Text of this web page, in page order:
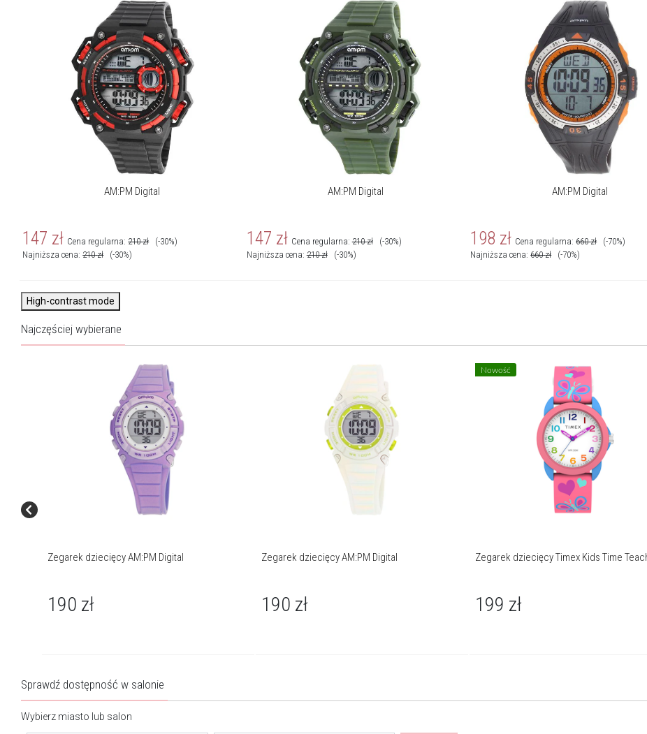
Dostępne są modele dla mężczyzn, kobiet oraz dzieci, w tym
licencjonowane zegarki z ulubionymi bohaterami najmłodszych.
Więcej o marce
AM:PM Digital
147 zł Cena regularna:210 zł
(-30%)
Najniższa cena:210 zł (-30%)
AM:PM Digital
147 zł Cena regularna:210 zł
(-30%)
Najniższa cena:210 zł (-30%)
AM:PM Digital
198 zł Cena regularna:660 zł
(-70%)
Najniższa cena:660 zł (-70%)
High-contrast mode
Najczęściej wybierane
Zegarek dziecięcy AM:PM Digital
190 zł
Zegarek dziecięcy AM:PM Digital
190 zł
Nowość
Zegarek dziecięcy Timex Kids Time
199 zł
Sprawdź dostępność w salonie
Wybierz miasto lub salon